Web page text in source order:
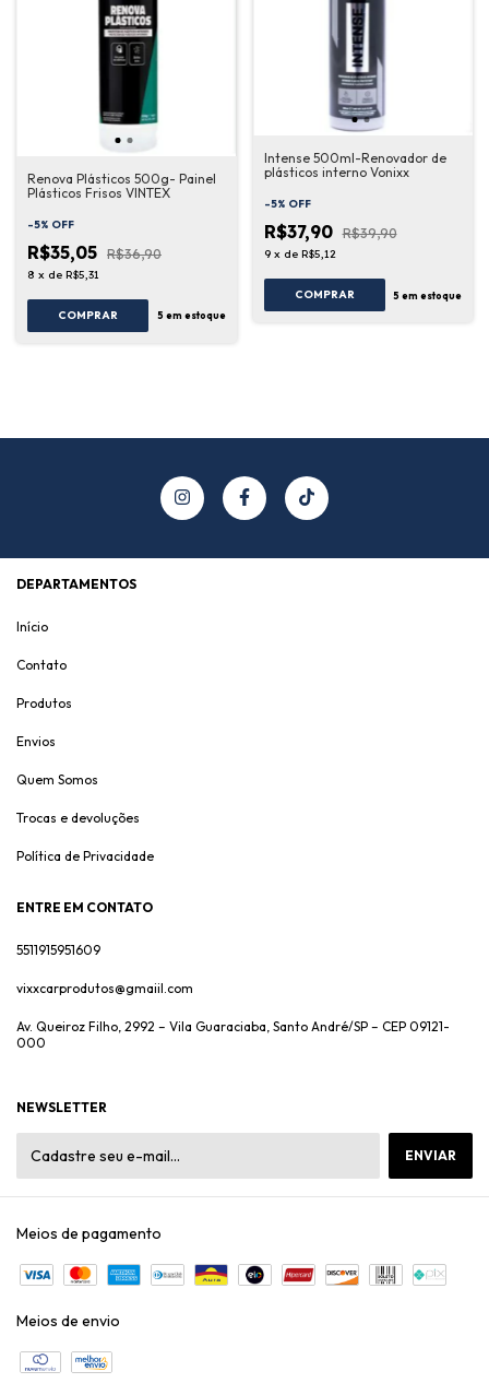
Renova Plásticos 500g- Painel
Plásticos Frisos VINTEX
-5% OFF
R$35,05 R$36,90
8 x de R$5,31
COMPRAR 5 em estoque
Intense 500ml-Renovador de
plásticos interno Vonixx
-5% OFF
R$37,90 R$39,90
9 x de R$5,12
COMPRAR 5 em estoque
DEPARTAMENTOS
Início
Contato
Produtos
Envios
Quem Somos
Trocas e devoluções
Política de Privacidade
ENTRE EM CONTATO
5511915951609
vixxcarprodutos@gmaiil.com
Av. Queiroz Filho, 2992 – Vila Guaraciaba, Santo André/SP – CEP 09121-
000
NEWSLETTER
Meios de pagamento
Meios de envio